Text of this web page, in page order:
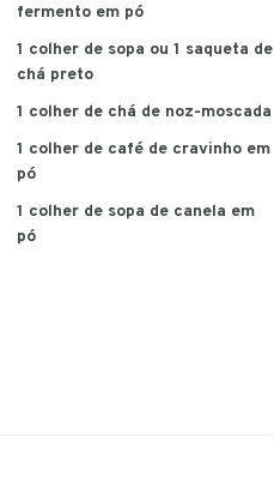
fermento em pó
1 colher de sopa ou 1 saqueta de
chá preto
1 colher de chá de noz-moscada
1 colher de café de cravinho em
pó
1 colher de sopa de canela em
pó